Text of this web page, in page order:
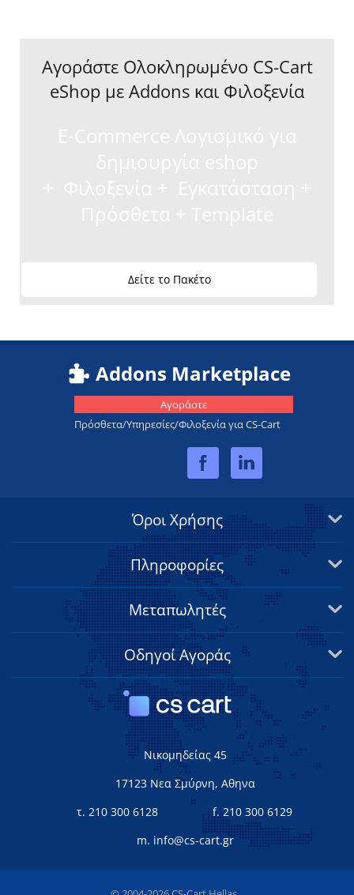
Αγοράστε Ολοκληρωμένο CS-Cart
eShop με Addons και Φιλοξενία
Δείτε το Πακέτο
Addons Marketplace
Αγοράστε
Πρόσθετα/Υπηρεσίες/Φιλοξενία για CS-Cart
Όροι Χρήσης
Πληροφορίες
Μεταπωλητές
Οδηγοί Αγοράς
Νικομηδείας 45
17123 Νεα Σμύρνη, Αθηνα
τ. 210 300 6128
f. 210 300 6129
m. info@cs-cart.gr